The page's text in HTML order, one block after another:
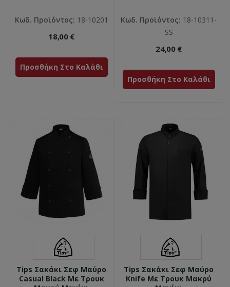
Κωδ. Προϊόντος: 18-10201
18,00 €
Προσθήκη Στο Καλάθι
Κωδ. Προϊόντος: 18-10311-
SS
24,00 €
Προσθήκη Στο Καλάθι
Tips Σακάκι Σεφ Μαύρο
Casual Black Με Τρουκ
Tips Σακάκι Σεφ Μαύρο
Knife Με Τρουκ Μακρύ